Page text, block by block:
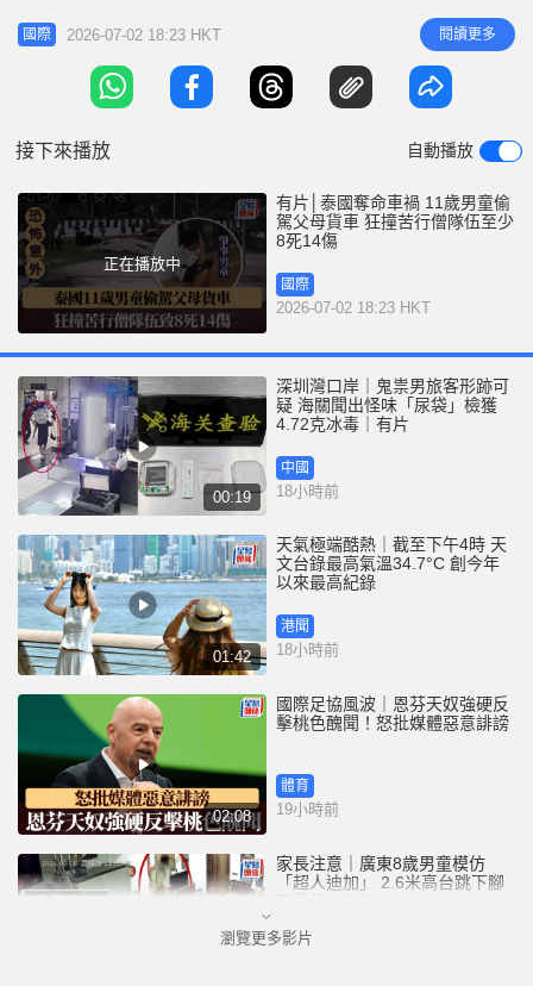
事發於今日（2日）接近中午12時。當時，一支由35
名苦行僧及五名隨行信徒組成的隊伍，正依照佛教戒
律以單行縱隊在道路最內側的路肩進行朝聖苦行。
前方僧侶已高聲警告 肇事男童駕駛的皮卡貨車駛至
國際 2026-07-02 18:23 HKT 閱讀更多
接下來播放 自動播放
正在播放中
有片│泰國奪命車禍 11歲男童偷
駕父母貨車 狂撞苦行僧隊伍至少
8死14傷
國際
2026-07-02 18:23 HKT
00:19
深圳灣口岸｜鬼祟男旅客形跡可
疑 海關聞出怪味「尿袋」檢獲
4.72克冰毒｜有片
中國
18小時前
01:42
天氣極端酷熱｜截至下午4時 天
文台錄最高氣溫34.7°C 創今年
以來最高紀錄
港聞
18小時前
02:08
國際足協風波｜恩芬天奴強硬反
擊桃色醜聞！怒批媒體惡意誹謗
體育
19小時前
家長注意｜廣東8歲男童模仿
「超人迪加」 2.6米高台跳下腳
中國
瀏覽更多影片